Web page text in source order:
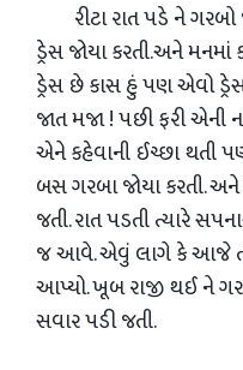
રીટા રાત પડે ને ગરબો
ડ્રેસ જોયા કરતી.અને
ડ્રેસ છે કાસ હું પણ એવો
જાત મજા ! પછી ફરી એની
એને કહેવાની ઈચ્છા થતી
બસ ગરબા જોયા કરતી.
જતી. રાત પડતી ત્યારે
જ આવે. એવું લાગે કે આજે
આપ્યો. ખૂબ રાજી થઈ ને
સવાર પડી જતી.